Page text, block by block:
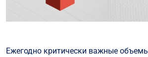
Ежегодно критически важные